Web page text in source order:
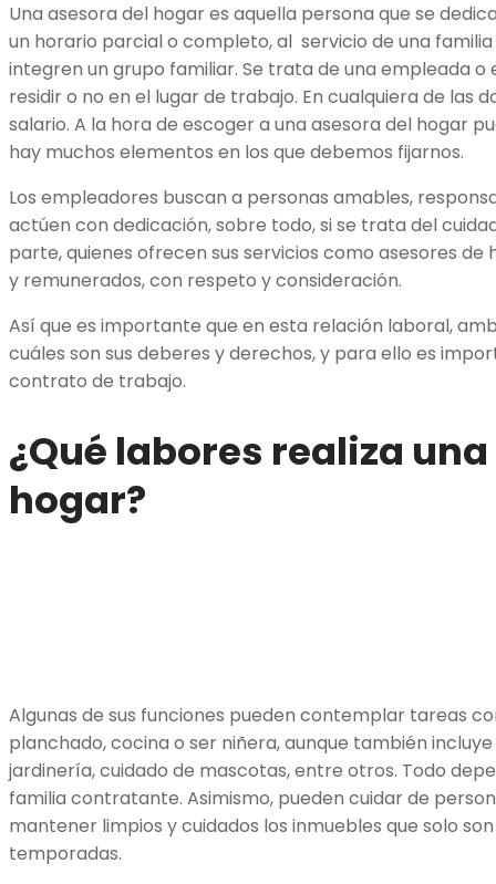
Una asesora del hogar es aquella persona que se
un horario parcial o completo, al servicio de una
integren un grupo familiar. Se trata de una empleada
residir o no en el lugar de trabajo. En cualquiera de las
salario. A la hora de escoger a una asesora del hogar
hay muchos elementos en los que debemos fijarnos.
Los empleadores buscan a personas amables,
actúen con dedicación, sobre todo, si se trata del
parte, quienes ofrecen sus servicios como asesores
y remunerados, con respeto y consideración.
Así que es importante que en esta relación laboral,
cuáles son sus deberes y derechos, y para ello es
contrato de trabajo.
¿Qué labores realiza
hogar?
Algunas de sus funciones pueden contemplar tareas
planchado, cocina o ser niñera, aunque también
jardinería, cuidado de mascotas, entre otros. Todo
familia contratante. Asimismo, pueden cuidar de
mantener limpios y cuidados los inmuebles que solo
temporadas.